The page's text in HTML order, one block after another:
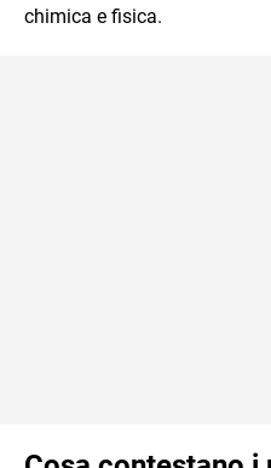
chimica e fisica.